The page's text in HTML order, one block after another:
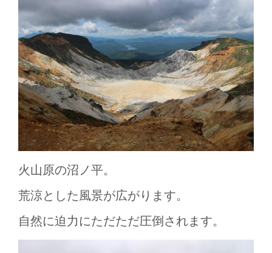
火山原の沼ノ平。
荒涼とした風景が広がります。
自然に迫力にただただ圧倒されます。